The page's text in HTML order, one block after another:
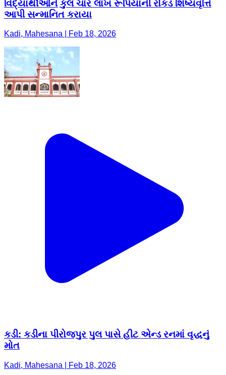
વિદ્યાર્થીઓને કુલ ચાર લાખ રૂપિયાની રોકડ શિષ્યવૃત્તિ
આપી સન્માનિત કરાયા
Kadi, Mahesana | Feb 18, 2026
કડી: કડીના પીરોજપુર પુલ પાસે હીટ એન્ડ રનમાં વૃદ્ધનું
મોત
Kadi, Mahesana | Feb 18, 2026